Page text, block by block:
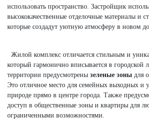
использовать пространство. Застройщик
высококачественные отделочные материалы и
которые создадут уютную атмосферу в новом
Жилой комплекс отличается стильным и
который гармонично вписывается в городской
территории предусмотрены зеленые зоны для
Это отличное место для семейных выходных и
природе прямо в центре города. Также
доступ в общественные зоны и квартиры для
ограниченными возможностями.